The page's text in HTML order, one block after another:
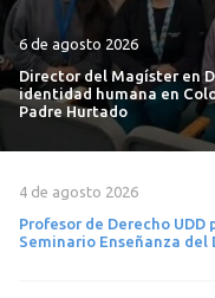
6 de agosto 2026
Director del Magíster en
identidad humana en
Padre Hurtado
4 de agosto 2026
Profesor de Derecho
Seminario Enseñanza del